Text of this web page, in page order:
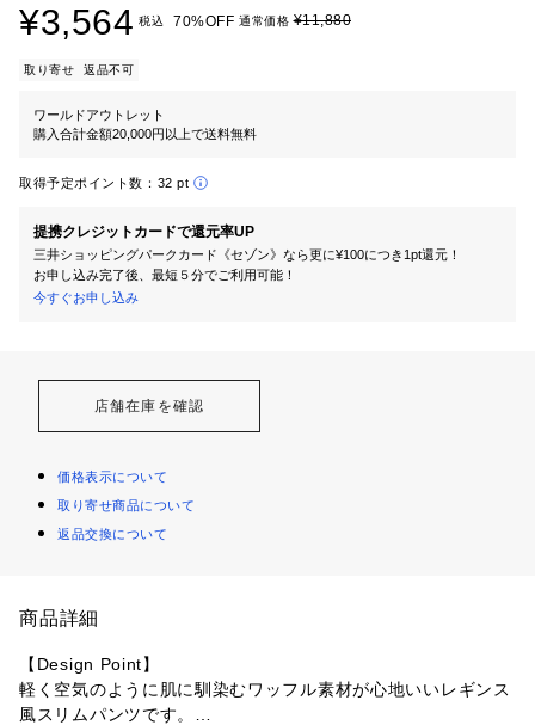
¥3,564 税込 70%OFF 通常価格¥11,880
取り寄せ 返品不可
ワールドアウトレット
購入合計金額20,000円以上で送料無料
取得予定ポイント数： 32 pt
提携クレジットカードで還元率UP
三井ショッピングパークカード《セゾン》なら更に¥100につき1pt還元！
お申し込み完了後、最短５分でご利用可能！
今すぐお申し込み
店舗在庫を確認
価格表示について
取り寄せ商品について
返品交換について
商品詳細
【Design Point】
軽く空気のように肌に馴染むワッフル素材が心地いいレギンス
風スリムパンツです。